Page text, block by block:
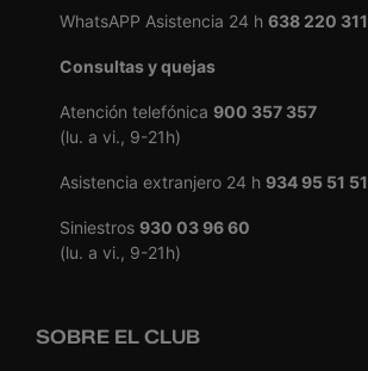
WhatsAPP Asistencia 24 h 638 220 311
Consultas y quejas
Atención telefónica 900 357 357
(lu. a vi., 9-21h)
Asistencia extranjero 24 h 934 95 51 51
Siniestros 930 03 96 60
(lu. a vi., 9-21h)
SOBRE EL CLUB